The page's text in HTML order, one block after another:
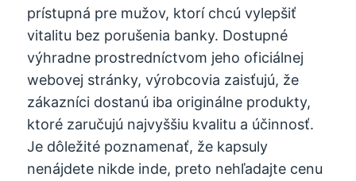
prístupná pre mužov, ktorí chcú vylepšiť
vitalitu bez porušenia banky. Dostupné
výhradne prostredníctvom jeho oficiálnej
webovej stránky, výrobcovia zaisťujú, že
zákazníci dostanú iba originálne produkty,
ktoré zaručujú najvyššiu kvalitu a účinnosť.
Je dôležité poznamenať, že kapsuly
nenájdete nikde inde, preto nehľadajte cenu